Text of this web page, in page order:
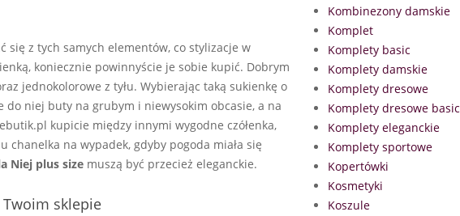
się z tych samych elementów, co stylizacje w
koniecznie powinnyście je sobie kupić. Dobrym
jednokolorowe z tyłu. Wybierając taką sukienkę o
niej buty na grubym i niewysokim obcasie, a na
kupicie między innymi wygodne czółenka,
na wypadek, gdyby pogoda miała się
Niej plus size muszą być przecież eleganckie.
Twoim sklepie
Kombinezony damskie
Komplet
Komplety basic
Komplety damskie
Komplety dresowe
Komplety dresowe basic
Komplety eleganckie
Komplety sportowe
Kopertówki
Kosmetyki
Koszule